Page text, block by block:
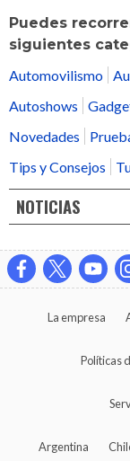
Puedes
siguientes
Automovilismo
Autoshows
Novedades
Tips y Consejos
NOTICIAS
La empresa
Políticas
Argentina